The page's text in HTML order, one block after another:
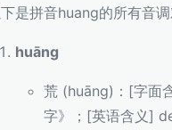
是拼音huang的所有音
huāng
荒 (huāng)：[字面
字》；[英语含义]